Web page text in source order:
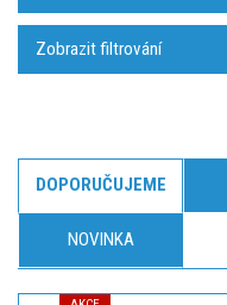
Zobrazit filtrování
DOPORUČUJEME
NOVINKA